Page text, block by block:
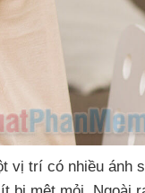
vị trí có nhiều ánh